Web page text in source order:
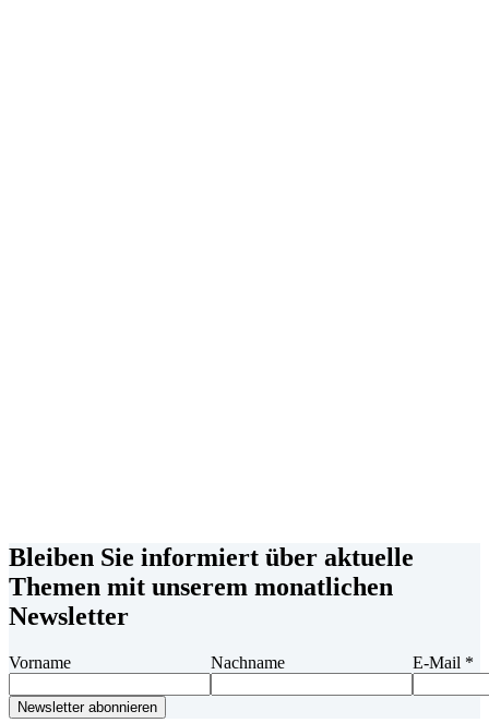
Bleiben Sie informiert über aktuelle
Themen mit unserem monatlichen
Newsletter
Vorname Nachname E-Mail *